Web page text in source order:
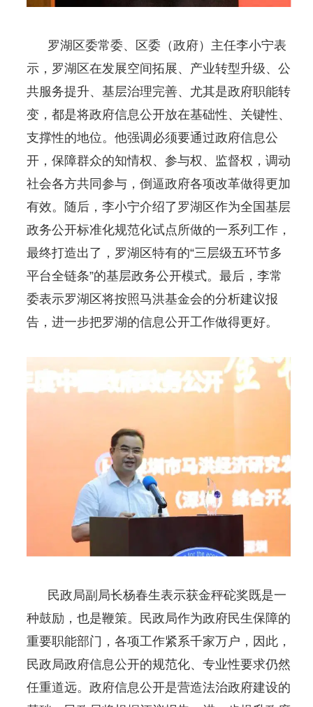
罗湖区委常委、区委（政府）主任李小宁表
示，罗湖区在发展空间拓展、产业转型升级、公
共服务提升、基层治理完善、尤其是政府职能转
变，都是将政府信息公开放在基础性、关键性、
支撑性的地位。他强调必须要通过政府信息公
开，保障群众的知情权、参与权、监督权，调动
社会各方共同参与，倒逼政府各项改革做得更加
有效。随后，李小宁介绍了罗湖区作为全国基层
政务公开标准化规范化试点所做的一系列工作，
最终打造出了，罗湖区特有的“三层级五环节多
平台全链条”的基层政务公开模式。最后，李常
委表示罗湖区将按照马洪基金会的分析建议报
告，进一步把罗湖的信息公开工作做得更好。
民政局副局长杨春生表示获金秤砣奖既是一
种鼓励，也是鞭策。民政局作为政府民生保障的
重要职能部门，各项工作紧系千家万户，因此，
民政局政府信息公开的规范化、专业性要求仍然
任重道远。政府信息公开是营造法治政府建设的